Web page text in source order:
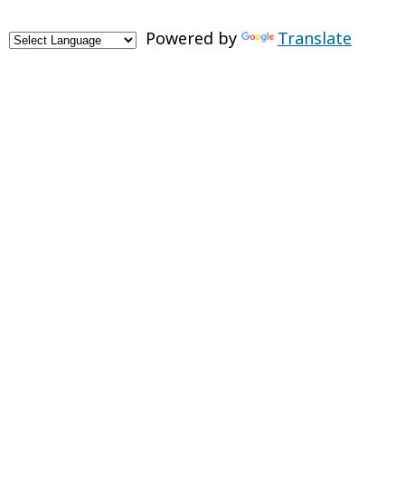
Powered by Translate